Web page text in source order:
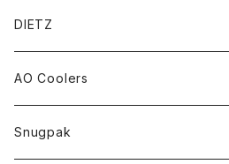
DIETZ
AO Coolers
Snugpak